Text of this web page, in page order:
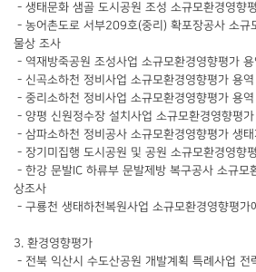
- 생태문화 샘골 도시공원 조성 소규모환경영향
- 농어촌도로 서부209호(중리) 확포장공사 소규
물상 조사
- 역재방죽공원 조성사업 소규모환경영향평가
- 신곡소하천 정비사업 소규모환경영향평가 용
- 중리소하천 정비사업 소규모환경영향평가 용
- 양평 신원정수장 설치사업 소규모환경영향평
- 삼파소하천 정비공사 소규모환경영향평가 생
- 장기미집행 도시공원 및 공원 소규모환경영향
- 한강 문발IC 하류부 문발제방 복구공사 소규모
상조사
- 구룡천 생태하천복원사업 소규모환경영향평가
3. 환경영향평가
- 전북 익산시 수도산공원 개발계획 특례사업 전